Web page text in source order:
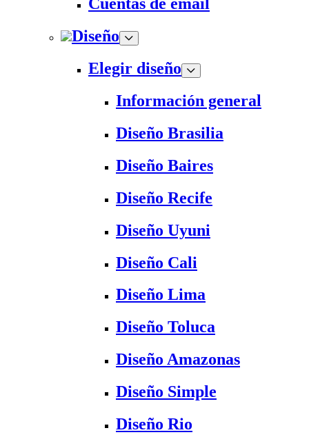
Cuentas de email
Diseño
Elegir diseño
Información general
Diseño Brasilia
Diseño Baires
Diseño Recife
Diseño Uyuni
Diseño Cali
Diseño Lima
Diseño Toluca
Diseño Amazonas
Diseño Simple
Diseño Rio